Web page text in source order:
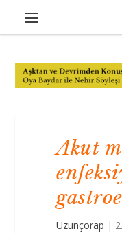
Akut
Uzunçorap |